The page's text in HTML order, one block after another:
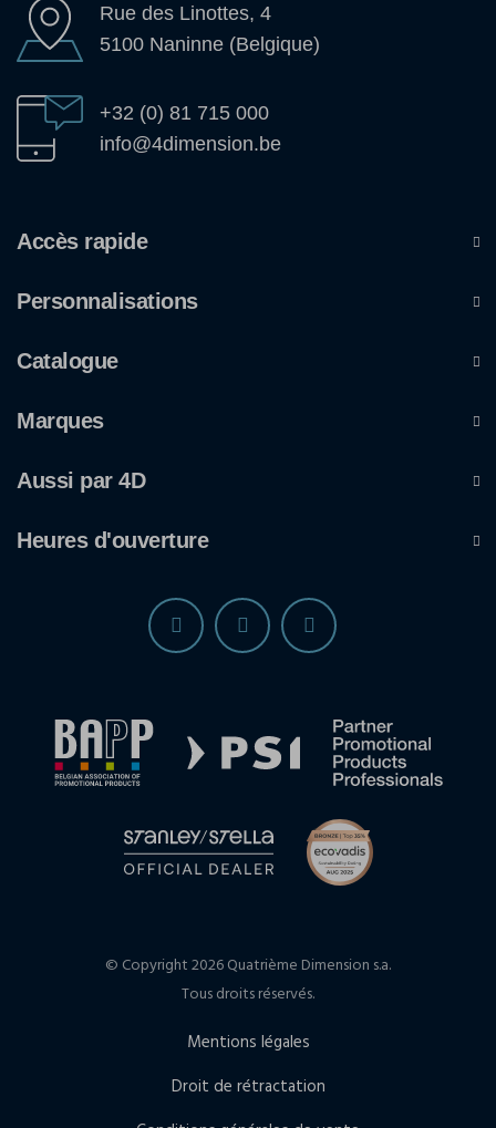
Rue des Linottes, 4
5100 Naninne (Belgique)
+32 (0) 81 715 000
info@4dimension.be
Accès rapide
Personnalisations
Catalogue
Marques
Aussi par 4D
Heures d'ouverture
© Copyright 2026 Quatrième Dimension s.a.
Tous droits réservés.
Mentions légales
Droit de rétractation